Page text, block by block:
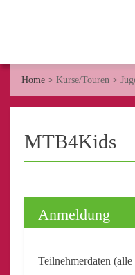
Home > Kurse/Touren >
MTB4Kids
Anmeldung
Teilnehmerdaten (alle